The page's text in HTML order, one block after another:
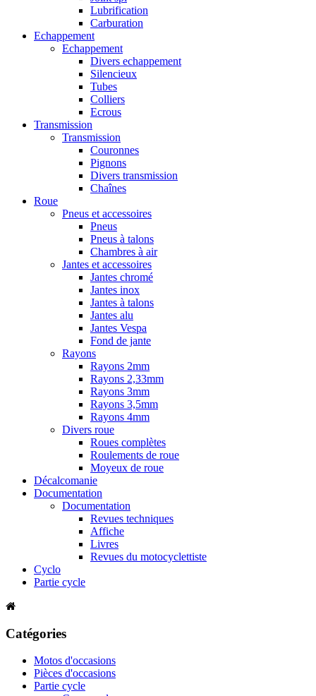
Lubrification
Carburation
Echappement
Echappement
Divers echappement
Silencieux
Tubes
Colliers
Ecrous
Transmission
Transmission
Couronnes
Pignons
Divers transmission
Chaînes
Roue
Pneus et accessoires
Pneus
Pneus à talons
Chambres à air
Jantes et accessoires
Jantes chromé
Jantes inox
Jantes à talons
Jantes alu
Jantes Vespa
Fond de jante
Rayons
Rayons 2mm
Rayons 2,33mm
Rayons 3mm
Rayons 3,5mm
Rayons 4mm
Divers roue
Roues complètes
Roulements de roue
Moyeux de roue
Décalcomanie
Documentation
Documentation
Revues techniques
Affiche
Livres
Revues du motocyclettiste
Cyclo
Partie cycle
Catégories
Motos d'occasions
Pièces d'occasions
Partie cycle